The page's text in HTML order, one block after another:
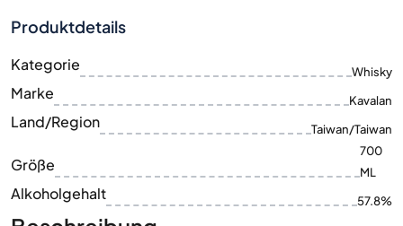
Produktdetails
Kategorie Whisky
Marke Kavalan
Land/Region Taiwan/Taiwan
Größe
700
ML
Alkoholgehalt 57.8%